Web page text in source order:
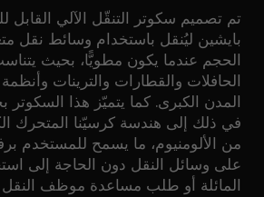
تم تصميم سكوتر التنقّل الآلي
بايشين ليُنقل باستخدام وسائط نقل
الحجم عندما يكون مطويًّا، بحيث
الحافلات والقطارات والترينات
المدن الكبرى. كما يتميّز هذا السكوتر
في ذلك إلى هندسة كرسيّنا المتحرك
من الألومنيوم، ما يسمح للمستخدم
على وسائل النقل دون الحاجة إلى
المائلة أو طلب مساعدة موظف